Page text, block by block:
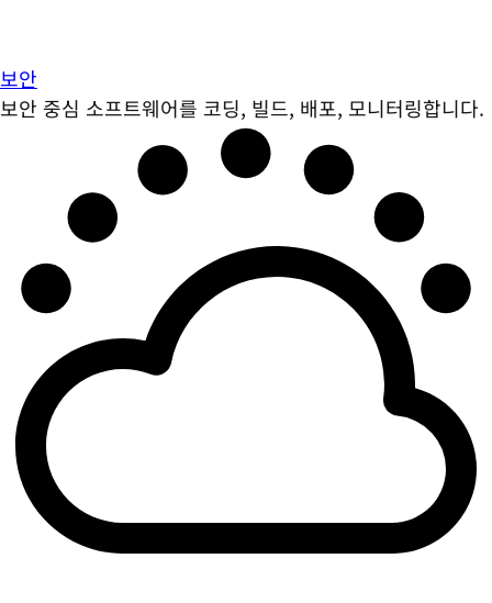
보안
보안 중심 소프트웨어를 코딩, 빌드, 배포, 모니터링합니다.